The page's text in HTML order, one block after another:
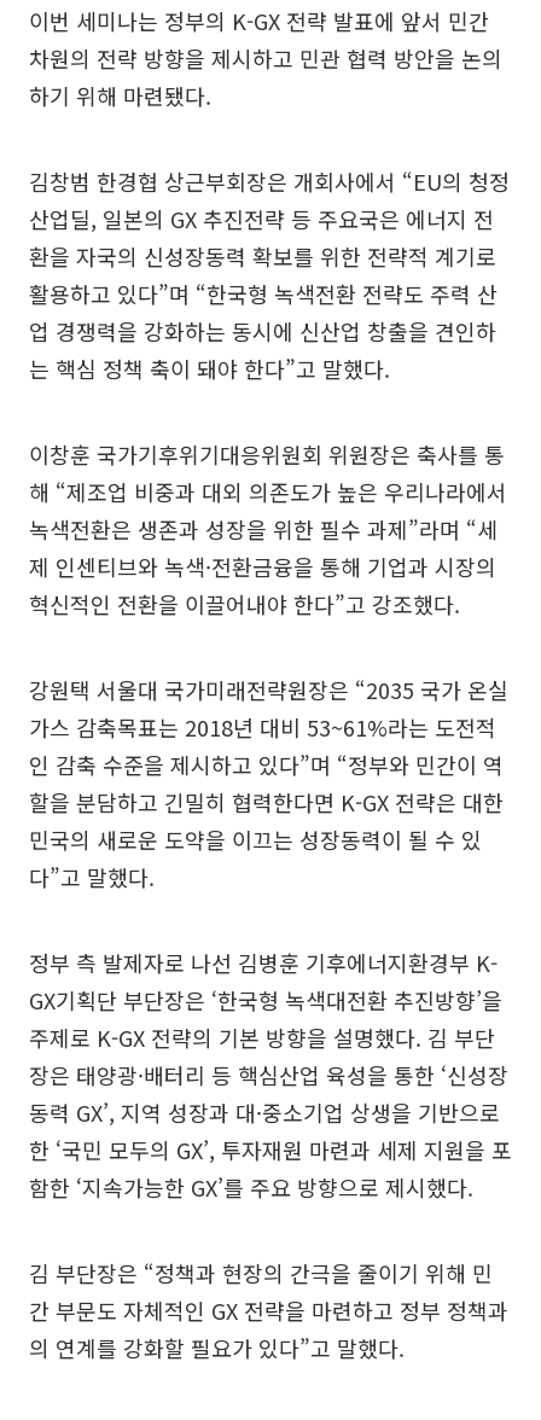
이번 세미나는 정부의 K-GX 전략 발표에 앞서 민간
차원의 전략 방향을 제시하고 민관 협력 방안을 논의
하기 위해 마련됐다.
김창범 한경협 상근부회장은 개회사에서 “EU의 청정
산업딜, 일본의 GX 추진전략 등 주요국은 에너지 전
환을 자국의 신성장동력 확보를 위한 전략적 계기로
활용하고 있다”며 “한국형 녹색전환 전략도 주력 산
업 경쟁력을 강화하는 동시에 신산업 창출을 견인하
는 핵심 정책 축이 돼야 한다”고 말했다.
이창훈 국가기후위기대응위원회 위원장은 축사를 통
해 “제조업 비중과 대외 의존도가 높은 우리나라에서
녹색전환은 생존과 성장을 위한 필수 과제”라며 “세
제 인센티브와 녹색·전환금융을 통해 기업과 시장의
혁신적인 전환을 이끌어내야 한다”고 강조했다.
강원택 서울대 국가미래전략원장은 “2035 국가 온실
가스 감축목표는 2018년 대비 53~61%라는 도전적
인 감축 수준을 제시하고 있다”며 “정부와 민간이 역
할을 분담하고 긴밀히 협력한다면 K-GX 전략은 대한
민국의 새로운 도약을 이끄는 성장동력이 될 수 있
다”고 말했다.
정부 측 발제자로 나선 김병훈 기후에너지환경부 K-
GX기획단 부단장은 ‘한국형 녹색대전환 추진방향’을
주제로 K-GX 전략의 기본 방향을 설명했다. 김 부단
장은 태양광·배터리 등 핵심산업 육성을 통한 ‘신성장
동력 GX’, 지역 성장과 대·중소기업 상생을 기반으로
한 ‘국민 모두의 GX’, 투자재원 마련과 세제 지원을 포
함한 ‘지속가능한 GX’를 주요 방향으로 제시했다.
김 부단장은 “정책과 현장의 간극을 줄이기 위해 민
간 부문도 자체적인 GX 전략을 마련하고 정부 정책과
의 연계를 강화할 필요가 있다”고 말했다.